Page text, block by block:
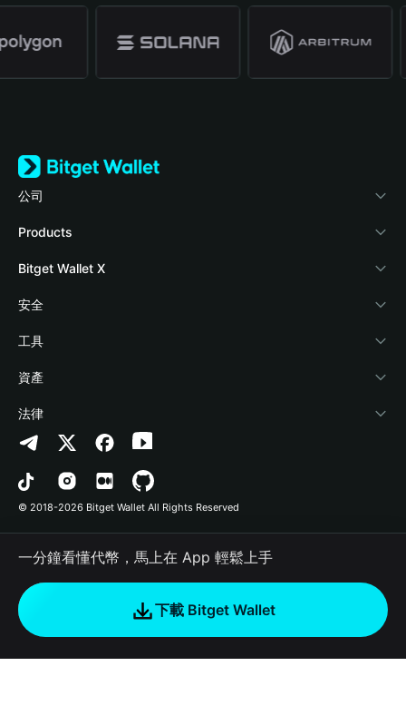
公司
關於 Bitget Wallet
部落格
學院
加密資訊
幫助中心
‌聯繫我們
品牌資源
工作機會
Products
Crypto Card
Stablecoin Earn
Payfi Crypto
Crypto Swap API
Altcoin Season Index
Prediction Markets
DApp
RWA
如何購買加密貨幣
Bitget Wallet X
開發者文件
連接錢包
Bitget Wallet Pay
合作上架
安全
風險保障基金
安全防護技術
工具
快捷買幣
授權檢測
合約檢測
批次轉帳
資產
Arbitrum
Avalanche
Bitcoin
Polygon
法律
隱私協議
用戶使用協議
© 2018-2026 Bitget Wallet All Rights Reserved
一分鐘看懂代幣，馬上在 App 輕鬆上手
下載 Bitget Wallet